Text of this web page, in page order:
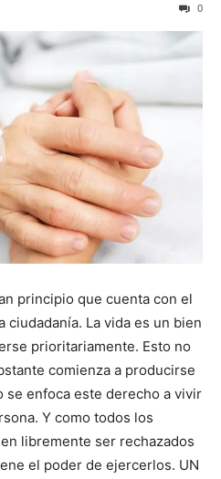
0
principio que cuenta con el
La vida es un bien
prioritariamente. Esto no
comienza a producirse
enfoca este derecho a vivir
Y como todos los
libremente ser rechazados
el poder de ejercerlos. UN